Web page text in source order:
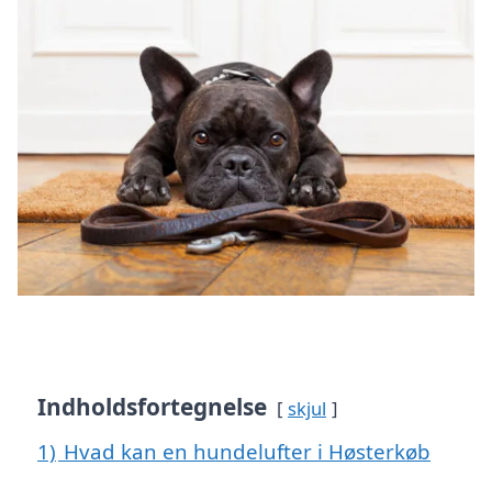
Indholdsfortegnelse skjul
1) Hvad kan en hundelufter i Høsterkøb